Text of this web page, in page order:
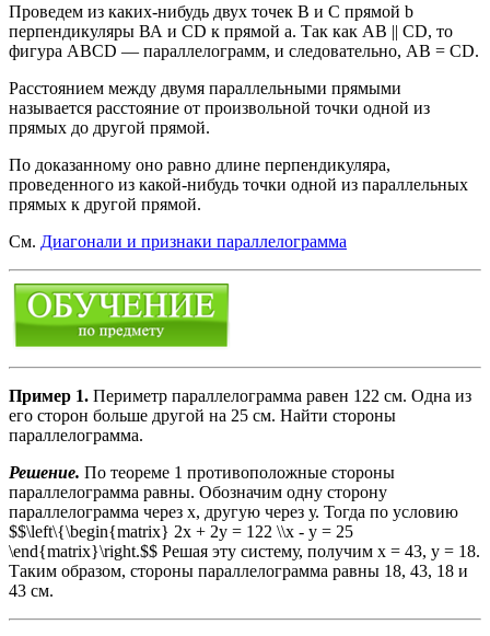
Проведем из каких-нибудь двух точек В и С прямой b
перпендикуляры ВА и CD к прямой а. Так как АВ || CD, то
фигура ABCD — параллелограмм, и следовательно, АВ = CD.
Расстоянием между двумя параллельными прямыми
называется расстояние от произвольной точки одной из
прямых до другой прямой.
По доказанному оно равно длине перпендикуляра,
проведенного из какой-нибудь точки одной из параллельных
прямых к другой прямой.
См. Диагонали и признаки параллелограмма
Пример 1. Периметр параллелограмма равен 122 см. Одна из
его сторон больше другой на 25 см. Найти стороны
параллелограмма.
Решение. По теореме 1 противоположные стороны
параллелограмма равны. Обозначим одну сторону
параллелограмма через х, другую через у. Тогда по условию
$$\left\{\begin{matrix} 2x + 2y = 122 \\x - y = 25
\end{matrix}\right.$$ Решая эту систему, получим х = 43, у = 18.
Таким образом, стороны параллелограмма равны 18, 43, 18 и
43 см.